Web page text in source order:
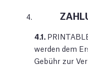
4.1.
werden dem
Gebühr zur